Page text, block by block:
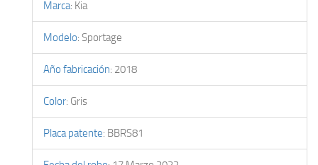
Marca: Kia
Modelo: Sportage
Año fabricación: 2018
Color: Gris
Placa patente: BBRS81